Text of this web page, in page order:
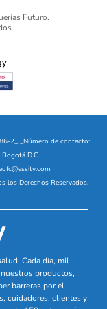
Futuro.
2_ _Número de contacto:
D.C
los Derechos Reservados.
Cada día, mil
productos,
barreras por el
cuidadores, clientes y